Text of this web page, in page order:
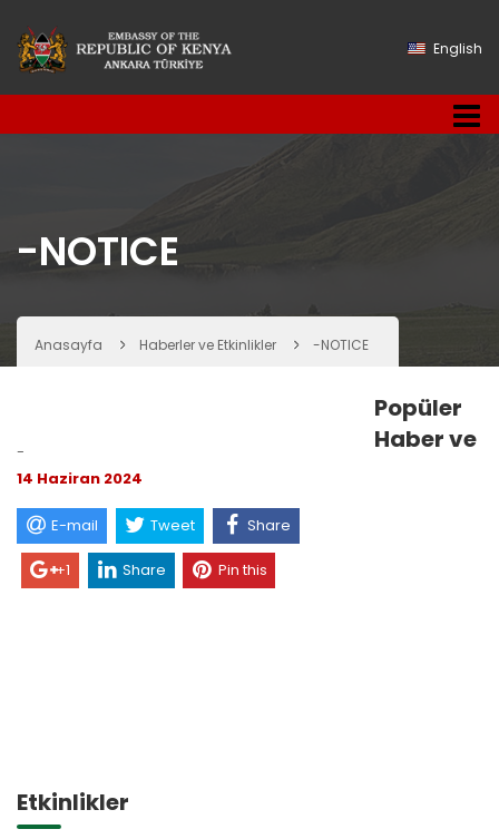
English
-NOTICE
Anasayfa Haberler ve Etkinlikler -NOTICE
-
14 Haziran 2024
E-mail Tweet Share
+1 Share Pin this
Popüler
Haber ve
Etkinlikler